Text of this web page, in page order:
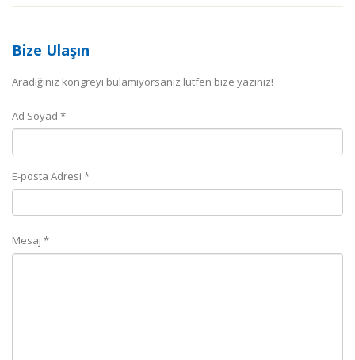
Bize Ulaşın
Aradığınız kongreyi bulamıyorsanız lütfen bize yazınız!
Ad Soyad *
E-posta Adresi *
Mesaj *